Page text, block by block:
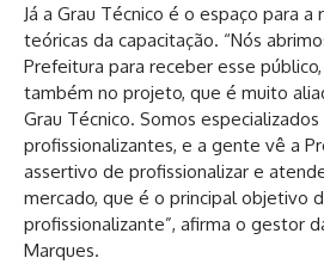
Já a Grau Técnico é o espaço para a
teóricas da capacitação. “Nós
Prefeitura para receber esse
também no projeto, que é muito
Grau Técnico. Somos especializados
profissionalizantes, e a gente vê a
assertivo de profissionalizar e
mercado, que é o principal objetivo
profissionalizante”, afirma o gestor
Marques.